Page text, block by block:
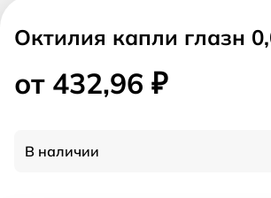
Октилия капли глазн
от 432,96 ₽
В наличии